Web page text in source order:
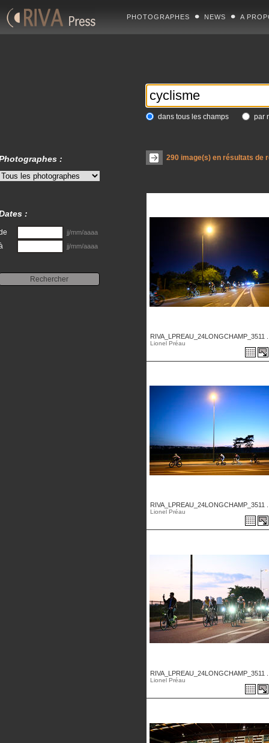
PHOTOGRAPHES NEWS A
dans tous les champs par
290image(s) en résultats de
RIVA_LPREAU_24LONGCHAMP_3511
Lionel Préau
RIVA_LPREAU_24LONGCHAMP_3511
Lionel Préau
RIVA_LPREAU_24LONGCHAMP_3511
Lionel Préau
:
:
jj/mm/aaaa
jj/mm/aaaa